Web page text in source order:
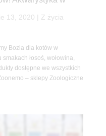
13, 2020
Z życia
Bozia dla kotów w
łosoś, wołowina,
dostępne we wszystkich
– sklepy Zoologiczne